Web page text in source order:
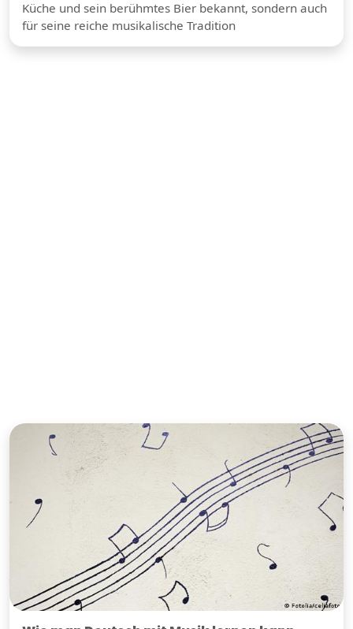
Küche und sein berühmtes Bier bekannt, sondern auch
für seine reiche musikalische Tradition